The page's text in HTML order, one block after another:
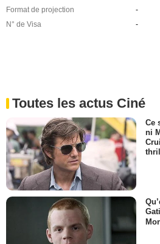
Format de projection
-
N° de Visa
-
Toutes les actus Ciné
Ce
ni